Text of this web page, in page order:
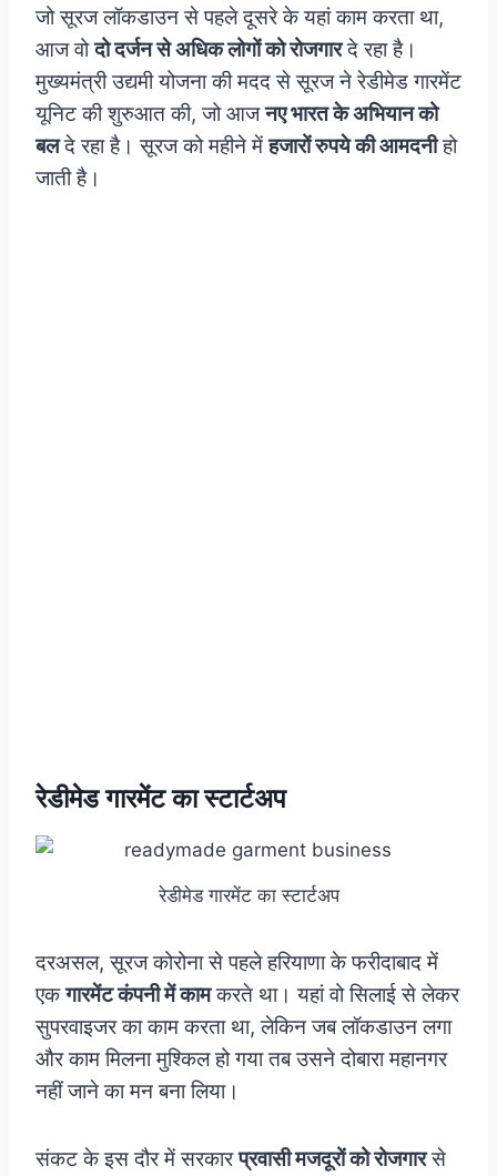
जो सूरज लॉकडाउन से पहले दूसरे के यहां काम करता था,
आज वोदो दर्जन से अधिक लोगों को रोजगारदे रहा है।
मुख्यमंत्री उद्यमी योजना की मदद से सूरज ने रेडीमेड गारमेंट
यूनिट की शुरुआत की, जो आजनए भारत के अभियान को
बलदे रहा है। सूरज को महीने मेंहजारों रुपये की आमदनीहो
जाती है।
रेडीमेड गारमेंट का स्टार्टअप
रेडीमेड गारमेंट का स्टार्टअप
दरअसल, सूरज कोरोना से पहले हरियाणा के फरीदाबाद में
एकगारमेंट कंपनी में कामकरते था। यहां वो सिलाई से लेकर
सुपरवाइजर का काम करता था, लेकिन जब लॉकडाउन लगा
और काम मिलना मुश्किल हो गया तब उसने दोबारा महानगर
नहीं जाने का मन बना लिया।
संकट के इस दौर में सरकारप्रवासी मजदूरों को रोजगारसे